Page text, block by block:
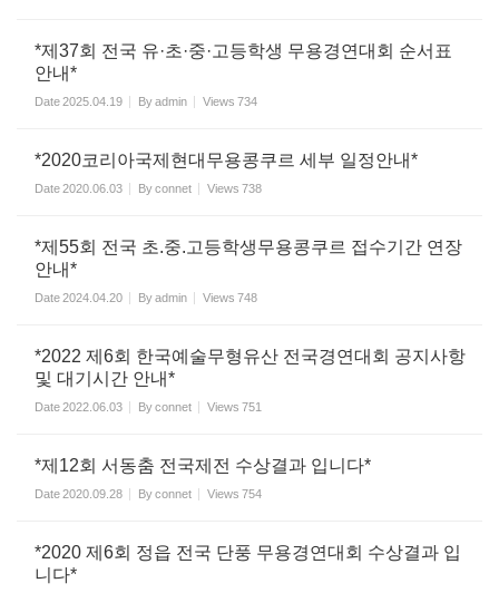
*제37회 전국 유·초·중·고등학생 무용경연대회 순서표
안내*
Date2025.04.19 Byadmin Views 734
*2020코리아국제현대무용콩쿠르 세부 일정안내*
Date2020.06.03 Byconnet Views 738
*제55회 전국 초.중.고등학생무용콩쿠르 접수기간 연장
안내*
Date2024.04.20 Byadmin Views 748
*2022 제6회 한국예술무형유산 전국경연대회 공지사항
및 대기시간 안내*
Date2022.06.03 Byconnet Views 751
*제12회 서동춤 전국제전 수상결과 입니다*
Date2020.09.28 Byconnet Views 754
*2020 제6회 정읍 전국 단풍 무용경연대회 수상결과 입
니다*